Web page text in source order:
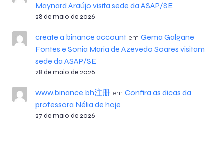
Maynard Araújo visita sede da ASAP/SE
28 de maio de 2026
create a binance accountem Gema Galgane
Fontes e Sonia Maria de Azevedo Soares visitam
sede da ASAP/SE
28 de maio de 2026
www.binance.bh注册em Confira as dicas da
professora Nélia de hoje
27 de maio de 2026